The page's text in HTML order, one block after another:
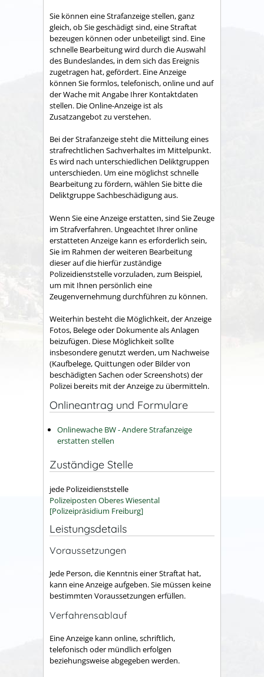
Sie können eine Strafanzeige stellen, ganz
gleich, ob Sie geschädigt sind, eine Straftat
bezeugen können oder unbeteiligt sind. Eine
schnelle Bearbeitung wird durch die Auswahl
des Bundeslandes, in dem sich das Ereignis
zugetragen hat, gefördert. Eine Anzeige
können Sie formlos, telefonisch, online und auf
der Wache mit Angabe Ihrer Kontaktdaten
stellen. Die Online-Anzeige ist als
Zusatzangebot zu verstehen.
Bei der Strafanzeige steht die Mitteilung eines
strafrechtlichen Sachverhaltes im Mittelpunkt.
Es wird nach unterschiedlichen Deliktgruppen
unterschieden. Um eine möglichst schnelle
Bearbeitung zu fördern, wählen Sie bitte die
Deliktgruppe Sachbeschädigung aus.
Wenn Sie eine Anzeige erstatten, sind Sie Zeuge
im Strafverfahren. Ungeachtet Ihrer online
erstatteten Anzeige kann es erforderlich sein,
Sie im Rahmen der weiteren Bearbeitung
dieser auf die hierfür zuständige
Polizeidienststelle vorzuladen, zum Beispiel,
um mit Ihnen persönlich eine
Zeugenvernehmung durchführen zu können.
Weiterhin besteht die Möglichkeit, der Anzeige
Fotos, Belege oder Dokumente als Anlagen
beizufügen. Diese Möglichkeit sollte
insbesondere genutzt werden, um Nachweise
(Kaufbelege, Quittungen oder Bilder von
beschädigten Sachen oder Screenshots) der
Polizei bereits mit der Anzeige zu übermitteln.
Onlineantrag und Formulare
Onlinewache BW - Andere Strafanzeige
erstatten stellen
Zuständige Stelle
jede Polizeidienststelle
Polizeiposten Oberes Wiesental
[Polizeipräsidium Freiburg]
Leistungsdetails
Voraussetzungen
Jede Person, die Kenntnis einer Straftat hat,
kann eine Anzeige aufgeben. Sie müssen keine
bestimmten Voraussetzungen erfüllen.
Verfahrensablauf
Eine Anzeige kann online, schriftlich,
telefonisch oder mündlich erfolgen
beziehungsweise abgegeben werden.